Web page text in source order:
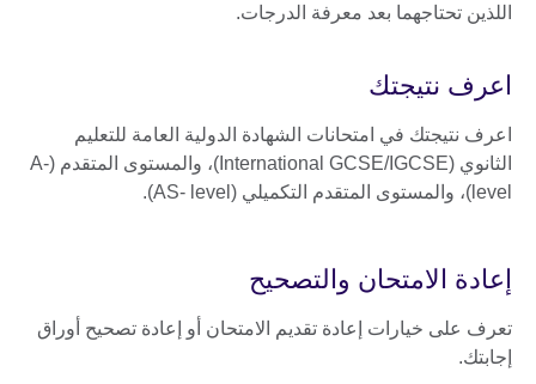
اللذين تحتاجهما بعد معرفة الدرجات.
اعرف نتيجتك
اعرف نتيجتك في امتحانات الشهادة الدولية العامة للتعليم
الثانوي (International GCSE/IGCSE)، والمستوى المتقدم (A-
level)، والمستوى المتقدم التكميلي (AS- level).
إعادة الامتحان والتصحيح
تعرف على خيارات إعادة تقديم الامتحان أو إعادة تصحيح أوراق
إجابتك.